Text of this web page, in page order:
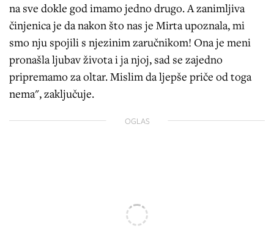
na sve dokle god imamo jedno drugo. A zanimljiva
činjenica je da nakon što nas je Mirta upoznala, mi
smo nju spojili s njezinim zaručnikom! Ona je meni
pronašla ljubav života i ja njoj, sad se zajedno
pripremamo za oltar. Mislim da ljepše priče od toga
nema", zaključuje.
OGLAS